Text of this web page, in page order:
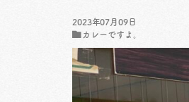
2023年07月09日
カレーですよ。